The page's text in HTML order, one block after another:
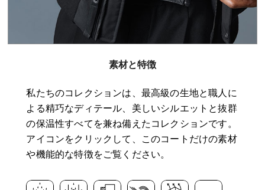
素材と特徴
私たちのコレクションは、最高級の生地と職人に
よる精巧なディテール、美しいシルエットと抜群
の保温性すべてを兼ね備えたコレクションです。
アイコンをクリックして、このコートだけの素材
や機能的な特徴をご覧ください。